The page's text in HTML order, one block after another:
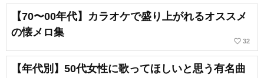
【70〜00年代】カラオケで盛り上がれるオススメ
の懐メロ集
favorite_border 32
【年代別】50代女性に歌ってほしいと思う有名曲